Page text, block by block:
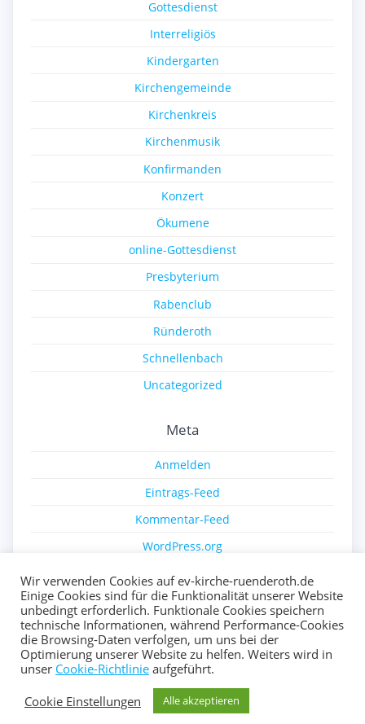
Gottesdienst
Interreligiös
Kindergarten
Kirchengemeinde
Kirchenkreis
Kirchenmusik
Konfirmanden
Konzert
Ökumene
online-Gottesdienst
Presbyterium
Rabenclub
Ründeroth
Schnellenbach
Uncategorized
Meta
Anmelden
Eintrags-Feed
Kommentar-Feed
WordPress.org
© 2026 Ev. Kirche Ründeroth. Erstellt mit WordPress und
Highlight Theme
Wir verwenden Cookies auf ev-kirche-ruenderoth.de
Einige Cookies sind für die Funktionalität unserer Website
unbedingt erforderlich. Funktionale Cookies speichern
technische Informationen, während Performance-Cookies
die Browsing-Daten verfolgen, um uns bei der
Optimierung unserer Website zu helfen. Weiters wird in
unser Cookie-Richtlinie aufgeführt.
Cookie Einstellungen
Alle akzeptieren